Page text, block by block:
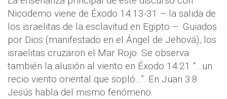
Nicodemo viene de Éxodo 14:13-31 – la salida de
los israelitas de la esclavitud en Egipto –. Guiados
por Dios (manifestado en el Ángel de Jehová), los
israelitas cruzaron el Mar Rojo. Se observa
también la alusión al viento en Éxodo 14:21 “…un
recio viento oriental que sopló…”. En Juan 3:8
Jesús habla del mismo fenómeno.